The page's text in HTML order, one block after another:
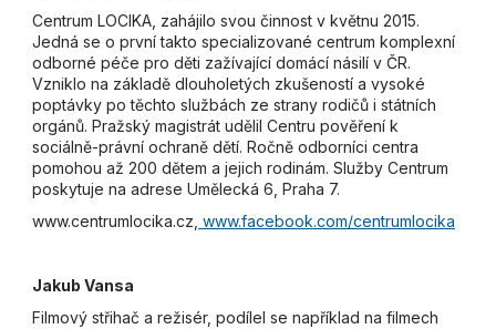
Centrum LOCIKA, zahájilo svou činnost v květnu 2015.
Jedná se o první takto specializované centrum komplexní
odborné péče pro děti zažívající domácí násilí v ČR.
Vzniklo na základě dlouholetých zkušeností a vysoké
poptávky po těchto službách ze strany rodičů i státních
orgánů. Pražský magistrát udělil Centru pověření k
sociálně-právní ochraně dětí. Ročně odborníci centra
pomohou až 200 dětem a jejich rodinám. Služby Centrum
poskytuje na adrese Umělecká 6, Praha 7.
www.centrumlocika.cz, www.facebook.com/centrumlocika
Jakub Vansa
Filmový střihač a režisér, podílel se například na filmech